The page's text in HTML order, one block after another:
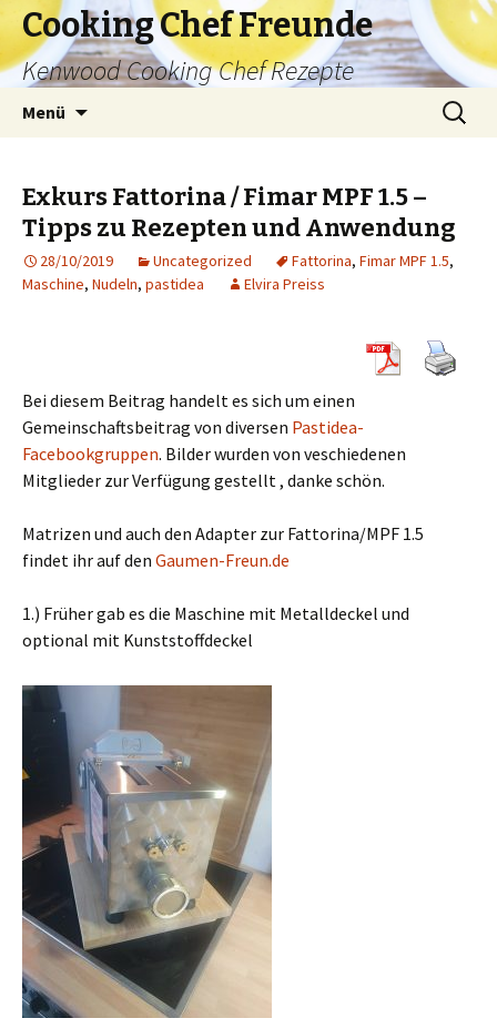
Cooking Chef Freunde
Kenwood Cooking Chef Rezepte
Menü
Suche
nach:
Exkurs Fattorina / Fimar MPF 1.5 –
Tipps zu Rezepten und Anwendung
28/10/2019 Uncategorized Fattorina, Fimar MPF 1.5,
Maschine, Nudeln, pastidea Elvira Preiss
Bei diesem Beitrag handelt es sich um einen
Gemeinschaftsbeitrag von diversen Pastidea-
Facebookgruppen. Bilder wurden von veschiedenen
Mitglieder zur Verfügung gestellt , danke schön.
Matrizen und auch den Adapter zur Fattorina/MPF 1.5
findet ihr auf den Gaumen-Freun.de
1.) Früher gab es die Maschine mit Metalldeckel und
optional mit Kunststoffdeckel